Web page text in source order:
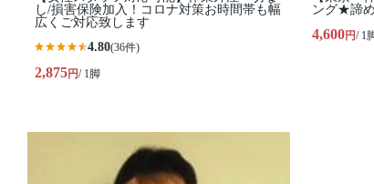
し/損害保険加入！コロナ対策お時間帯も幅
広くご対応致します
4.80(36件)
2,875円/ 1脚
ング★諦
4,600円/ 1